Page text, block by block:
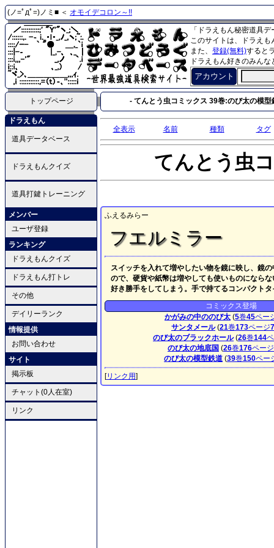
(ノ=ﾟдﾟ=)ノミ■ ＜ オモイデコロン～!!
「ドラえもん秘密道具
このサイトは、ドラえ
また、 登録(無料)すると
ドラえもん好きのみん
アカウント
トップページ - てんとう虫コミックス 39巻:のび太の模
ドラえもん
道具データベース
ドラえもんクイズ
道具打鍵トレーニング
メンバー
ユーザ登録
ランキング
ドラえもんクイズ
ドラえもん打トレ
その他
デイリーランク
情報提供
お問い合わせ
サイト
掲示板
チャット(0人在室)
リンク
全表示 名前 種類 タグ
てんとう虫
ふえるみらー
フエルミラー
スイッチを入れて増やしたい物を鏡に映し、鏡
ので、硬貨や紙幣は増やしても使いものになら
好き勝手をしてしまう。手で持てるコンパクト
コミックス登場
かがみの中ののび太 (5巻45ペー
サンタメール(21巻173ページ7
のび太のブラックホール(26巻144
のび太の地底国 (26巻176ページ
のび太の模型鉄道 (39巻150ペー
[リンク用]